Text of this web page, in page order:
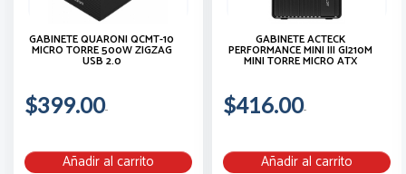
GABINETE QUARONI QCMT-10
MICRO TORRE 500W ZIGZAG
USB 2.0
$399.00
Añadir al carrito
GABINETE ACTECK
PERFORMANCE MINI III GI210M
MINI TORRE MICRO ATX
$416.00
Añadir al carrito